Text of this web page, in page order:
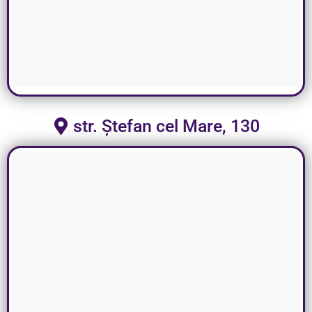
str. Ștefan cel Mare, 130